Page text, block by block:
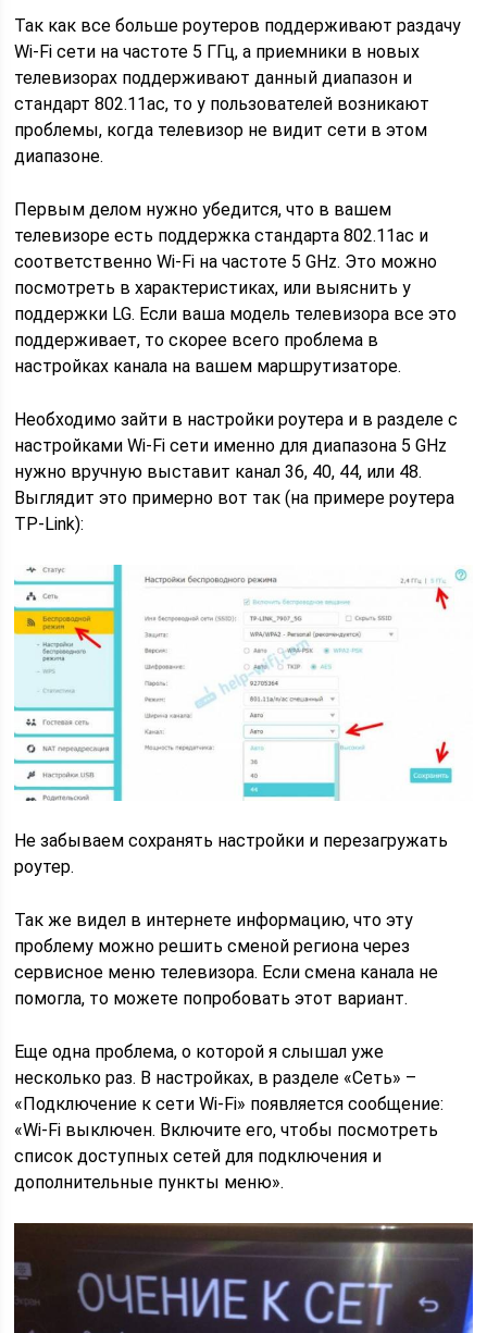
Так как все больше роутеров поддерживают раздачу
Wi-Fi сети на частоте 5 ГГц, а приемники в новых
телевизорах поддерживают данный диапазон и
стандарт 802.11ac, то у пользователей возникают
проблемы, когда телевизор не видит сети в этом
диапазоне.
Первым делом нужно убедится, что в вашем
телевизоре есть поддержка стандарта 802.11ac и
соответственно Wi-Fi на частоте 5 GHz. Это можно
посмотреть в характеристиках, или выяснить у
поддержки LG. Если ваша модель телевизора все это
поддерживает, то скорее всего проблема в
настройках канала на вашем маршрутизаторе.
Необходимо зайти в настройки роутера и в разделе с
настройками Wi-Fi сети именно для диапазона 5 GHz
нужно вручную выставит канал 36, 40, 44, или 48.
Выглядит это примерно вот так (на примере роутера
TP-Link):
Не забываем сохранять настройки и перезагружать
роутер.
Так же видел в интернете информацию, что эту
проблему можно решить сменой региона через
сервисное меню телевизора. Если смена канала не
помогла, то можете попробовать этот вариант.
Еще одна проблема, о которой я слышал уже
несколько раз. В настройках, в разделе «Сеть» –
«Подключение к сети Wi-Fi» появляется сообщение:
«Wi-Fi выключен. Включите его, чтобы посмотреть
список доступных сетей для подключения и
дополнительные пункты меню».